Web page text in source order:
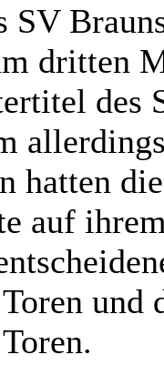
dritten
des
hatten
auf